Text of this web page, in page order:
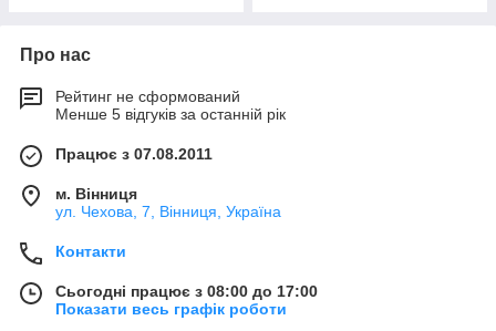
Про нас
Рейтинг не сформований
Менше 5 відгуків за останній рік
Працює з 07.08.2011
м. Вінниця
ул. Чехова, 7, Вінниця, Україна
Контакти
Сьогодні працює з 08:00 до 17:00
Показати весь графік роботи